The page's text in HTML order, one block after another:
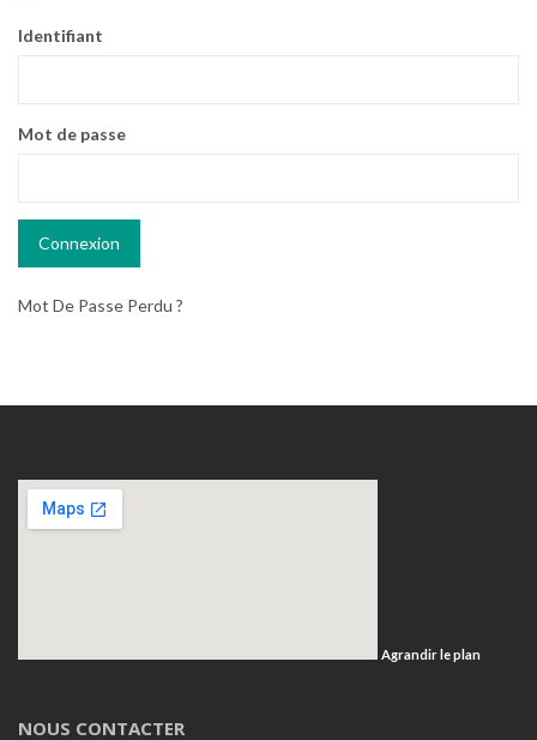
Identifiant
Mot de passe
Mot De Passe Perdu ?
Agrandir le plan
NOUS CONTACTER